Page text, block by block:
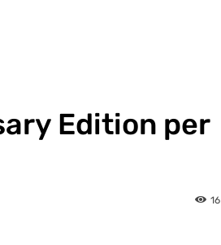
Edition per
16